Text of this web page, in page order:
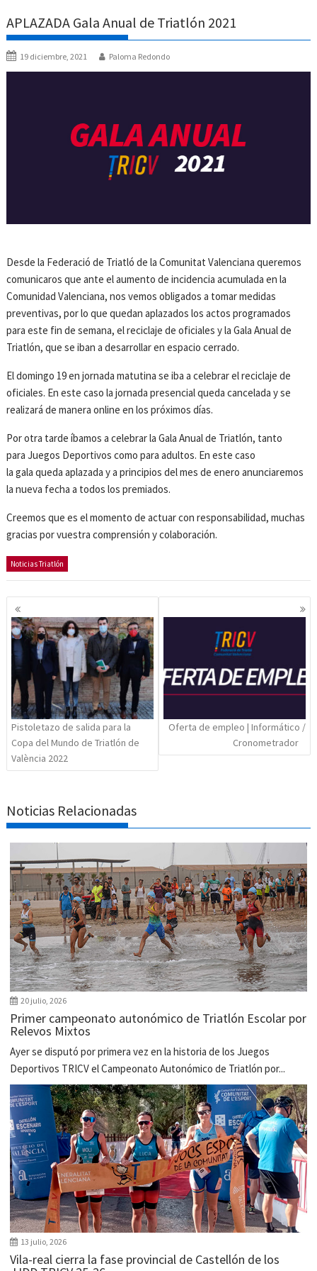
APLAZADA Gala Anual de Triatlón 2021
19 diciembre, 2021 Paloma Redondo
Desde la Federació de Triatló de la Comunitat Valenciana queremos
comunicaros que ante el aumento de incidencia acumulada en la
Comunidad Valenciana, nos vemos obligados a tomar medidas
preventivas, por lo que quedan aplazados los actos programados
para este fin de semana, el reciclaje de oficiales y la Gala Anual de
Triatlón, que se iban a desarrollar en espacio cerrado.
El domingo 19 en jornada matutina se iba a celebrar el reciclaje de
oficiales. En este caso la jornada presencial queda cancelada y se
realizará de manera online en los próximos días.
Por otra tarde íbamos a celebrar la Gala Anual de Triatlón, tanto
para Juegos Deportivos como para adultos. En este caso
la gala queda aplazada y a principios del mes de enero anunciaremos
la nueva fecha a todos los premiados.
Creemos que es el momento de actuar con responsabilidad, muchas
gracias por vuestra comprensión y colaboración.
Noticias Triatlón
Navegación
de
entradas
Pistoletazo de salida para la
Copa del Mundo de Triatlón de
València 2022
Oferta de empleo | Informático /
Cronometrador
Noticias Relacionadas
20 julio, 2026
Primer campeonato autonómico de Triatlón Escolar por
Relevos Mixtos
Ayer se disputó por primera vez en la historia de los Juegos
Deportivos TRICV el Campeonato Autonómico de Triatlón por...
13 julio, 2026
Vila-real cierra la fase provincial de Castellón de los